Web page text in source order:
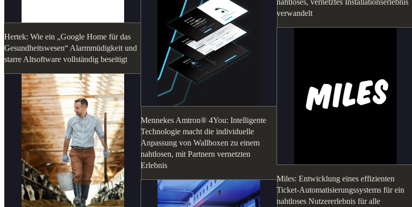
Hertek: Wie ein „Google Home für das
Gesundheitswesen“ Alarmmüdigkeit und
starre Altsoftware vollständig beseitigt
Mennekes Amtron® 4You: Intelligente
Technologie macht die individuelle
Anpassung von Wallboxen zu einem
nahtlosen, mit Partnern vernetzten
Erlebnis
nahtloses, vernetztes Installationserlebnis
verwandelt
Miles: Entwicklung eines effizienten
Ticket-Automatisierungssystems für ein
nahtloses Nutzererlebnis für alle